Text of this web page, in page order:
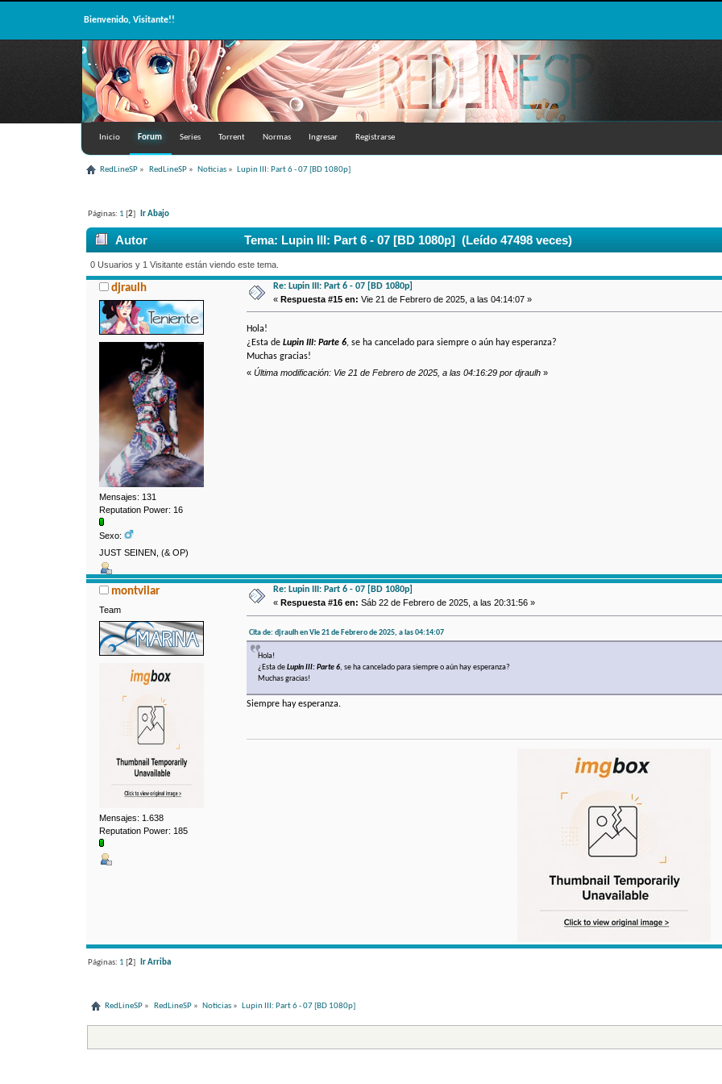
Bienvenido, Visitante!!
Inicio Forum Series Torrent Normas Ingresar Registrarse
RedLineSP » RedLineSP» Noticias » Lupin III: Part 6 - 07 [BD 1080p]
Páginas: 1 [2 ]Ir Abajo
Autor Tema: Lupin III: Part 6 - 07 [BD 1080p] (Leído 47498 veces)
0 Usuarios y 1 Visitante están viendo este tema.
djraulh
Mensajes: 131
Reputation Power: 16
Sexo:
JUST SEINEN, (& OP)
Re: Lupin III: Part 6 - 07 [BD 1080p]
« Respuesta #15 en: Vie 21 de Febrero de 2025, a las 04:14:07 »
Hola!
¿Esta deLupin III: Parte 6, se ha cancelado para siempre o aún hay esperanza?
Muchas gracias!
«Última modificación: Vie 21 de Febrero de 2025, a las 04:16:29 por djraulh »
montvilar
Team
Mensajes: 1.638
Reputation Power: 185
Re: Lupin III: Part 6 - 07 [BD 1080p]
« Respuesta #16 en: Sáb 22 de Febrero de 2025, a las 20:31:56 »
Cita de: djraulh en Vie 21 de Febrero de 2025, a las 04:14:07
Hola!
¿Esta deLupin III: Parte 6, se ha cancelado para siempre o aún hay esperanza?
Muchas gracias!
Siempre hay esperanza.
Páginas: 1 [2]
Ir Arriba
RedLineSP » RedLineSP» Noticias » Lupin III: Part 6 - 07 [BD 1080p]